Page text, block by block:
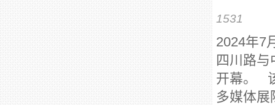
1531
2024年7
四川路与
开幕。
多媒体展